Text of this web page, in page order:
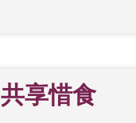
共享惜食